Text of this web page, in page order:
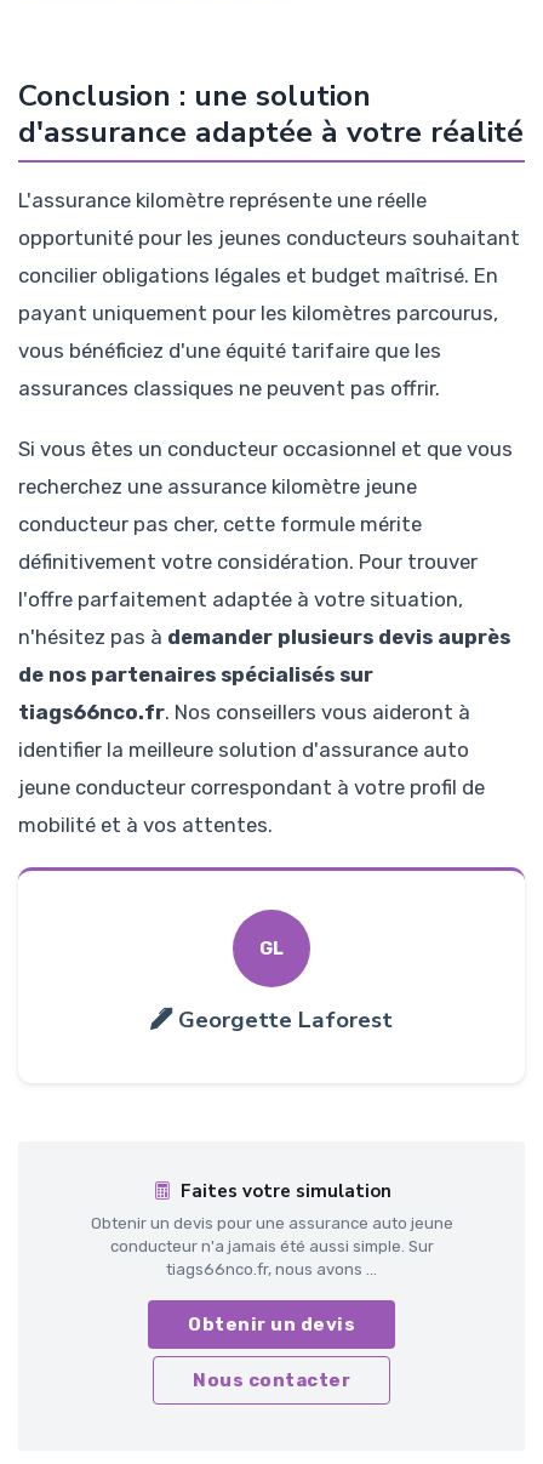
Conclusion : une solution
d'assurance adaptée à votre réalité
L'assurance kilomètre représente une réelle
opportunité pour les jeunes conducteurs souhaitant
concilier obligations légales et budget maîtrisé. En
payant uniquement pour les kilomètres parcourus,
vous bénéficiez d'une équité tarifaire que les
assurances classiques ne peuvent pas offrir.
Si vous êtes un conducteur occasionnel et que vous
recherchez une assurance kilomètre jeune
conducteur pas cher, cette formule mérite
définitivement votre considération. Pour trouver
l'offre parfaitement adaptée à votre situation,
n'hésitez pas à demander plusieurs devis auprès
de nos partenaires spécialisés sur
tiags66nco.fr. Nos conseillers vous aideront à
identifier la meilleure solution d'assurance auto
jeune conducteur correspondant à votre profil de
mobilité et à vos attentes.
GL
Georgette Laforest
Faites votre simulation
Obtenir un devis pour une assurance auto jeune
conducteur n'a jamais été aussi simple. Sur
tiags66nco.fr, nous avons ...
Obtenir un devis
Nous contacter